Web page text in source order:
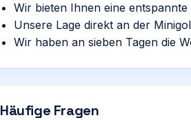
Wir bieten Ihnen eine
Unsere Lage direkt an der
Wir haben an sieben Tagen die
Häufige Fragen